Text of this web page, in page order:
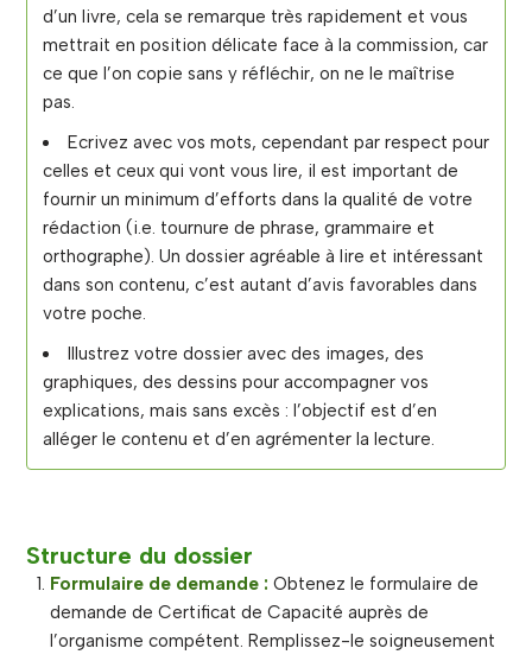
d’un livre, cela se remarque très rapidement et vous
mettrait en position délicate face à la commission, car
ce que l’on copie sans y réfléchir, on ne le maîtrise
pas.
Ecrivez avec vos mots, cependant par respect pour
celles et ceux qui vont vous lire, il est important de
fournir un minimum d’efforts dans la qualité de votre
rédaction (i.e. tournure de phrase, grammaire et
orthographe). Un dossier agréable à lire et intéressant
dans son contenu, c’est autant d’avis favorables dans
votre poche.
Illustrez votre dossier avec des images, des
graphiques, des dessins pour accompagner vos
explications, mais sans excès : l’objectif est d’en
alléger le contenu et d’en agrémenter la lecture.
Structure du dossier
Formulaire de demande : Obtenez le formulaire de
demande de Certificat de Capacité auprès de
l’organisme compétent. Remplissez-le soigneusement